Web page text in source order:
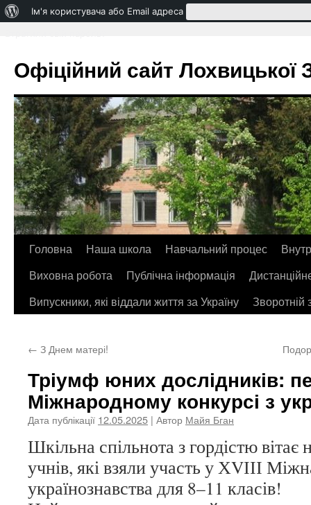
ПроІм'я користувача або Email адреса
Офіційний сайт Лохвицької
Перейти
до
контенту
Головна Наша школа Навчальний процес
Виховна робота
Публічна інформація
Випускники, які віддали життя за Україну
Зворотній
← З Днем матері!
Тріумф юних дослідників:
Міжнародному конкурсі з
Дата публікації 12.05.2025 | Автор Майя Бган
Шкільна спільнота з гордістю
учнів, які взяли участь у ХVІІІ
українознавства для 8–11 класів!